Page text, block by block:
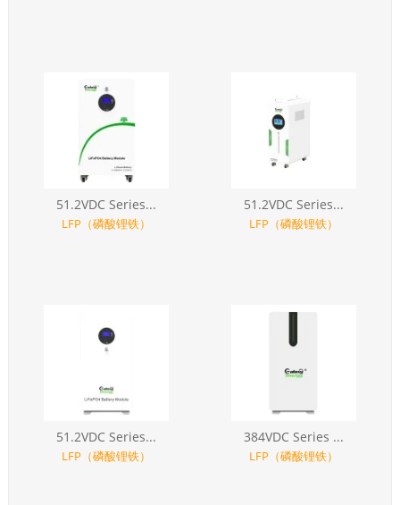
51.2VDC Series...
LFP（磷酸锂铁）
51.2VDC Series...
LFP（磷酸锂铁）
51.2VDC Series...
LFP（磷酸锂铁）
384VDC Series ...
LFP（磷酸锂铁）